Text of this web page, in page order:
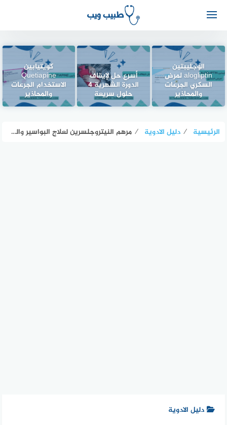
الوجليبتين
alogliptin لمرض
السكري الجرعات
والمحاذير
أسرع حل لإيقاف
الدورة الشهرية 4
حلول سريعة
كويتيابين
Quetiapine
الاستخدام الجرعات
والمحاذير
الرئيسية ⁄ دليل الادوية ⁄ مرهم النيتروجلسرين لعلاج البواسير والشرخ الشرجى
دليل الادوية